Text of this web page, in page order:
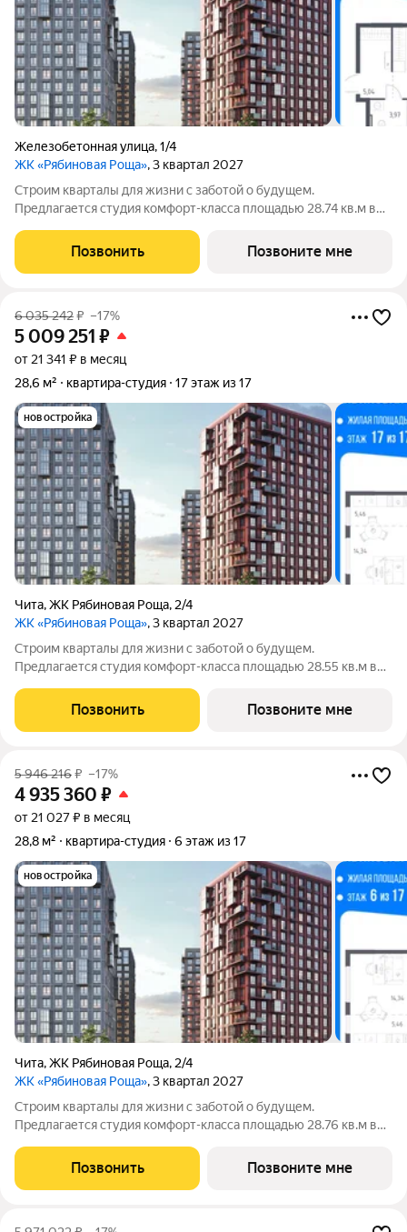
Железобетонная улица,1/4
ЖК «Рябиновая Роща», 3 квартал 2027
Строим кварталы для жизни с заботой о будущем.
Предлагается студия комфорт-класса площадью 28.74 кв.м в
комплексе "Рябиновая Роща".Квартиры без отделки.
Доступность опции "отделка" и
Позвонить Позвоните мне
6 035 242₽ –17%
5 009 251 ₽
от 21 341 ₽ в месяц
28,6 м²
квартира-студия 17 этаж из 17
новостройка
Чита,ЖК Рябиновая Роща, 2/4
ЖК «Рябиновая Роща», 3 квартал 2027
Строим кварталы для жизни с заботой о будущем.
Предлагается студия комфорт-класса площадью 28.55 кв.м в
комплексе "Рябиновая Роща".Квартиры без отделки.
Доступность опции "отделка" и
Позвонить Позвоните мне
5 946 216₽ –17%
4 935 360 ₽
от 21 027 ₽ в месяц
28,8 м²
квартира-студия 6 этаж из 17
новостройка
Чита,ЖК Рябиновая Роща, 2/4
ЖК «Рябиновая Роща», 3 квартал 2027
Строим кварталы для жизни с заботой о будущем.
Предлагается студия комфорт-класса площадью 28.76 кв.м в
комплексе "Рябиновая Роща".Квартиры без отделки.
Доступность опции "отделка" и
Позвонить Позвоните мне